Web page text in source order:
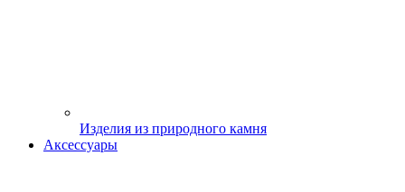
Изделия из природного камня
Аксессуары